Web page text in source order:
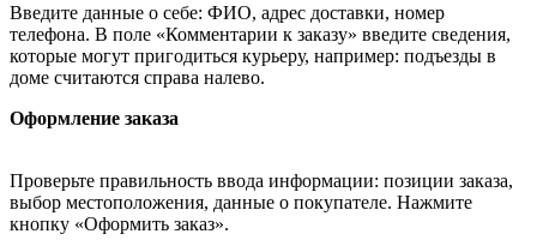
Введите данные о себе: ФИО, адрес доставки, номер
телефона. В поле «Комментарии к заказу» введите сведения,
которые могут пригодиться курьеру, например: подъезды в
доме считаются справа налево.
Оформление заказа
Проверьте правильность ввода информации: позиции заказа,
выбор местоположения, данные о покупателе. Нажмите
кнопку «Оформить заказ».